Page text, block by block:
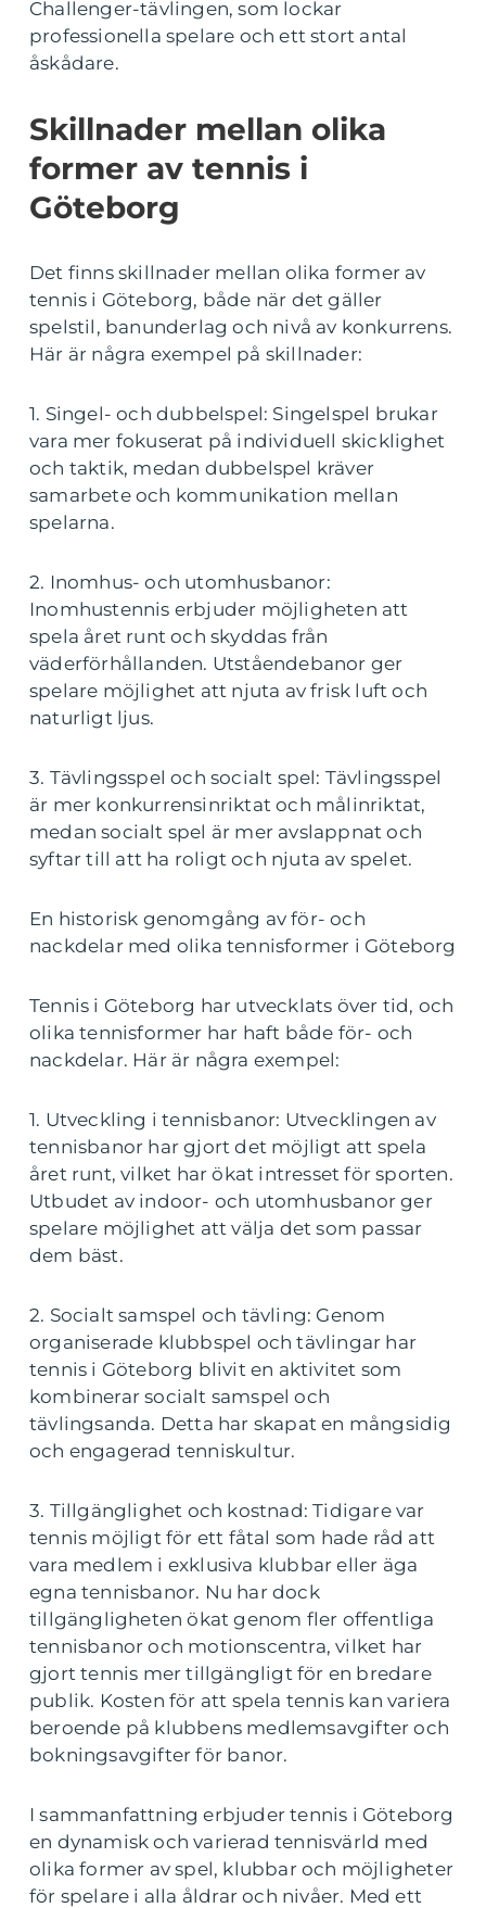
Challenger-tävlingen, som lockar
professionella spelare och ett stort antal
åskådare.
Skillnader mellan olika
former av tennis i
Göteborg
Det finns skillnader mellan olika former av
tennis i Göteborg, både när det gäller
spelstil, banunderlag och nivå av konkurrens.
Här är några exempel på skillnader:
1. Singel- och dubbelspel: Singelspel brukar
vara mer fokuserat på individuell skicklighet
och taktik, medan dubbelspel kräver
samarbete och kommunikation mellan
spelarna.
2. Inomhus- och utomhusbanor:
Inomhustennis erbjuder möjligheten att
spela året runt och skyddas från
väderförhållanden. Utståendebanor ger
spelare möjlighet att njuta av frisk luft och
naturligt ljus.
3. Tävlingsspel och socialt spel: Tävlingsspel
är mer konkurrensinriktat och målinriktat,
medan socialt spel är mer avslappnat och
syftar till att ha roligt och njuta av spelet.
En historisk genomgång av för- och
nackdelar med olika tennisformer i Göteborg
Tennis i Göteborg har utvecklats över tid, och
olika tennisformer har haft både för- och
nackdelar. Här är några exempel:
1. Utveckling i tennisbanor: Utvecklingen av
tennisbanor har gjort det möjligt att spela
året runt, vilket har ökat intresset för sporten.
Utbudet av indoor- och utomhusbanor ger
spelare möjlighet att välja det som passar
dem bäst.
2. Socialt samspel och tävling: Genom
organiserade klubbspel och tävlingar har
tennis i Göteborg blivit en aktivitet som
kombinerar socialt samspel och
tävlingsanda. Detta har skapat en mångsidig
och engagerad tenniskultur.
3. Tillgänglighet och kostnad: Tidigare var
tennis möjligt för ett fåtal som hade råd att
vara medlem i exklusiva klubbar eller äga
egna tennisbanor. Nu har dock
tillgängligheten ökat genom fler offentliga
tennisbanor och motionscentra, vilket har
gjort tennis mer tillgängligt för en bredare
publik. Kosten för att spela tennis kan variera
beroende på klubbens medlemsavgifter och
bokningsavgifter för banor.
I sammanfattning erbjuder tennis i Göteborg
en dynamisk och varierad tennisvärld med
olika former av spel, klubbar och möjligheter
för spelare i alla åldrar och nivåer. Med ett